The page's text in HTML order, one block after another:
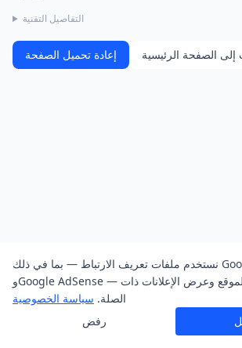
التفاصيل التقنية
إعادة تحميل الصفحة إلى الصفحة الرئيسية
نستخدم ملفات تعريف الارتباط — بما في ذلك Google Analytics
وGoogle AdSense — لفهم استخدام الموقع وعرض الإعلانات ذات
الصلة. سياسة الخصوصية
رفض